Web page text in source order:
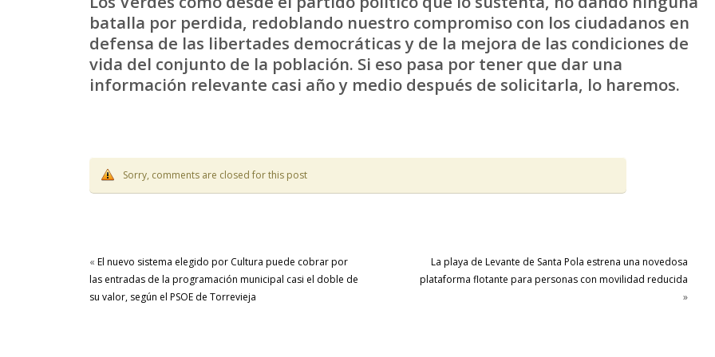
batalla por perdida, redoblando nuestro compromiso con los ciudadanos en
defensa de las libertades democráticas y de la mejora de las condiciones de
vida del conjunto de la población. Si eso pasa por tener que dar una
información relevante casi año y medio después de solicitarla, lo haremos.
Sorry, comments are closed for this post
« El nuevo sistema elegido por Cultura puede cobrar por
las entradas de la programación municipal casi el doble de
su valor, según el PSOE de Torrevieja
La playa de Levante de Santa Pola estrena una novedosa
plataforma flotante para personas con movilidad reducida
»